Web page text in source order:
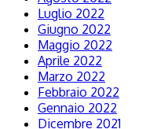
Luglio 2022
Giugno 2022
Maggio 2022
Aprile 2022
Marzo 2022
Febbraio 2022
Gennaio 2022
Dicembre 2021